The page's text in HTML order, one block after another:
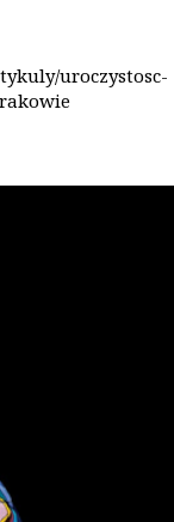
uroczystosc-